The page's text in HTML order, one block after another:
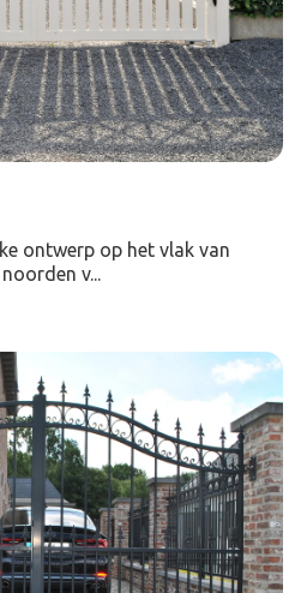
ontwerp op het vlak van
v...